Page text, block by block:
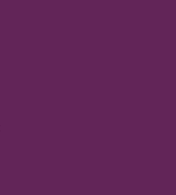
pagepage